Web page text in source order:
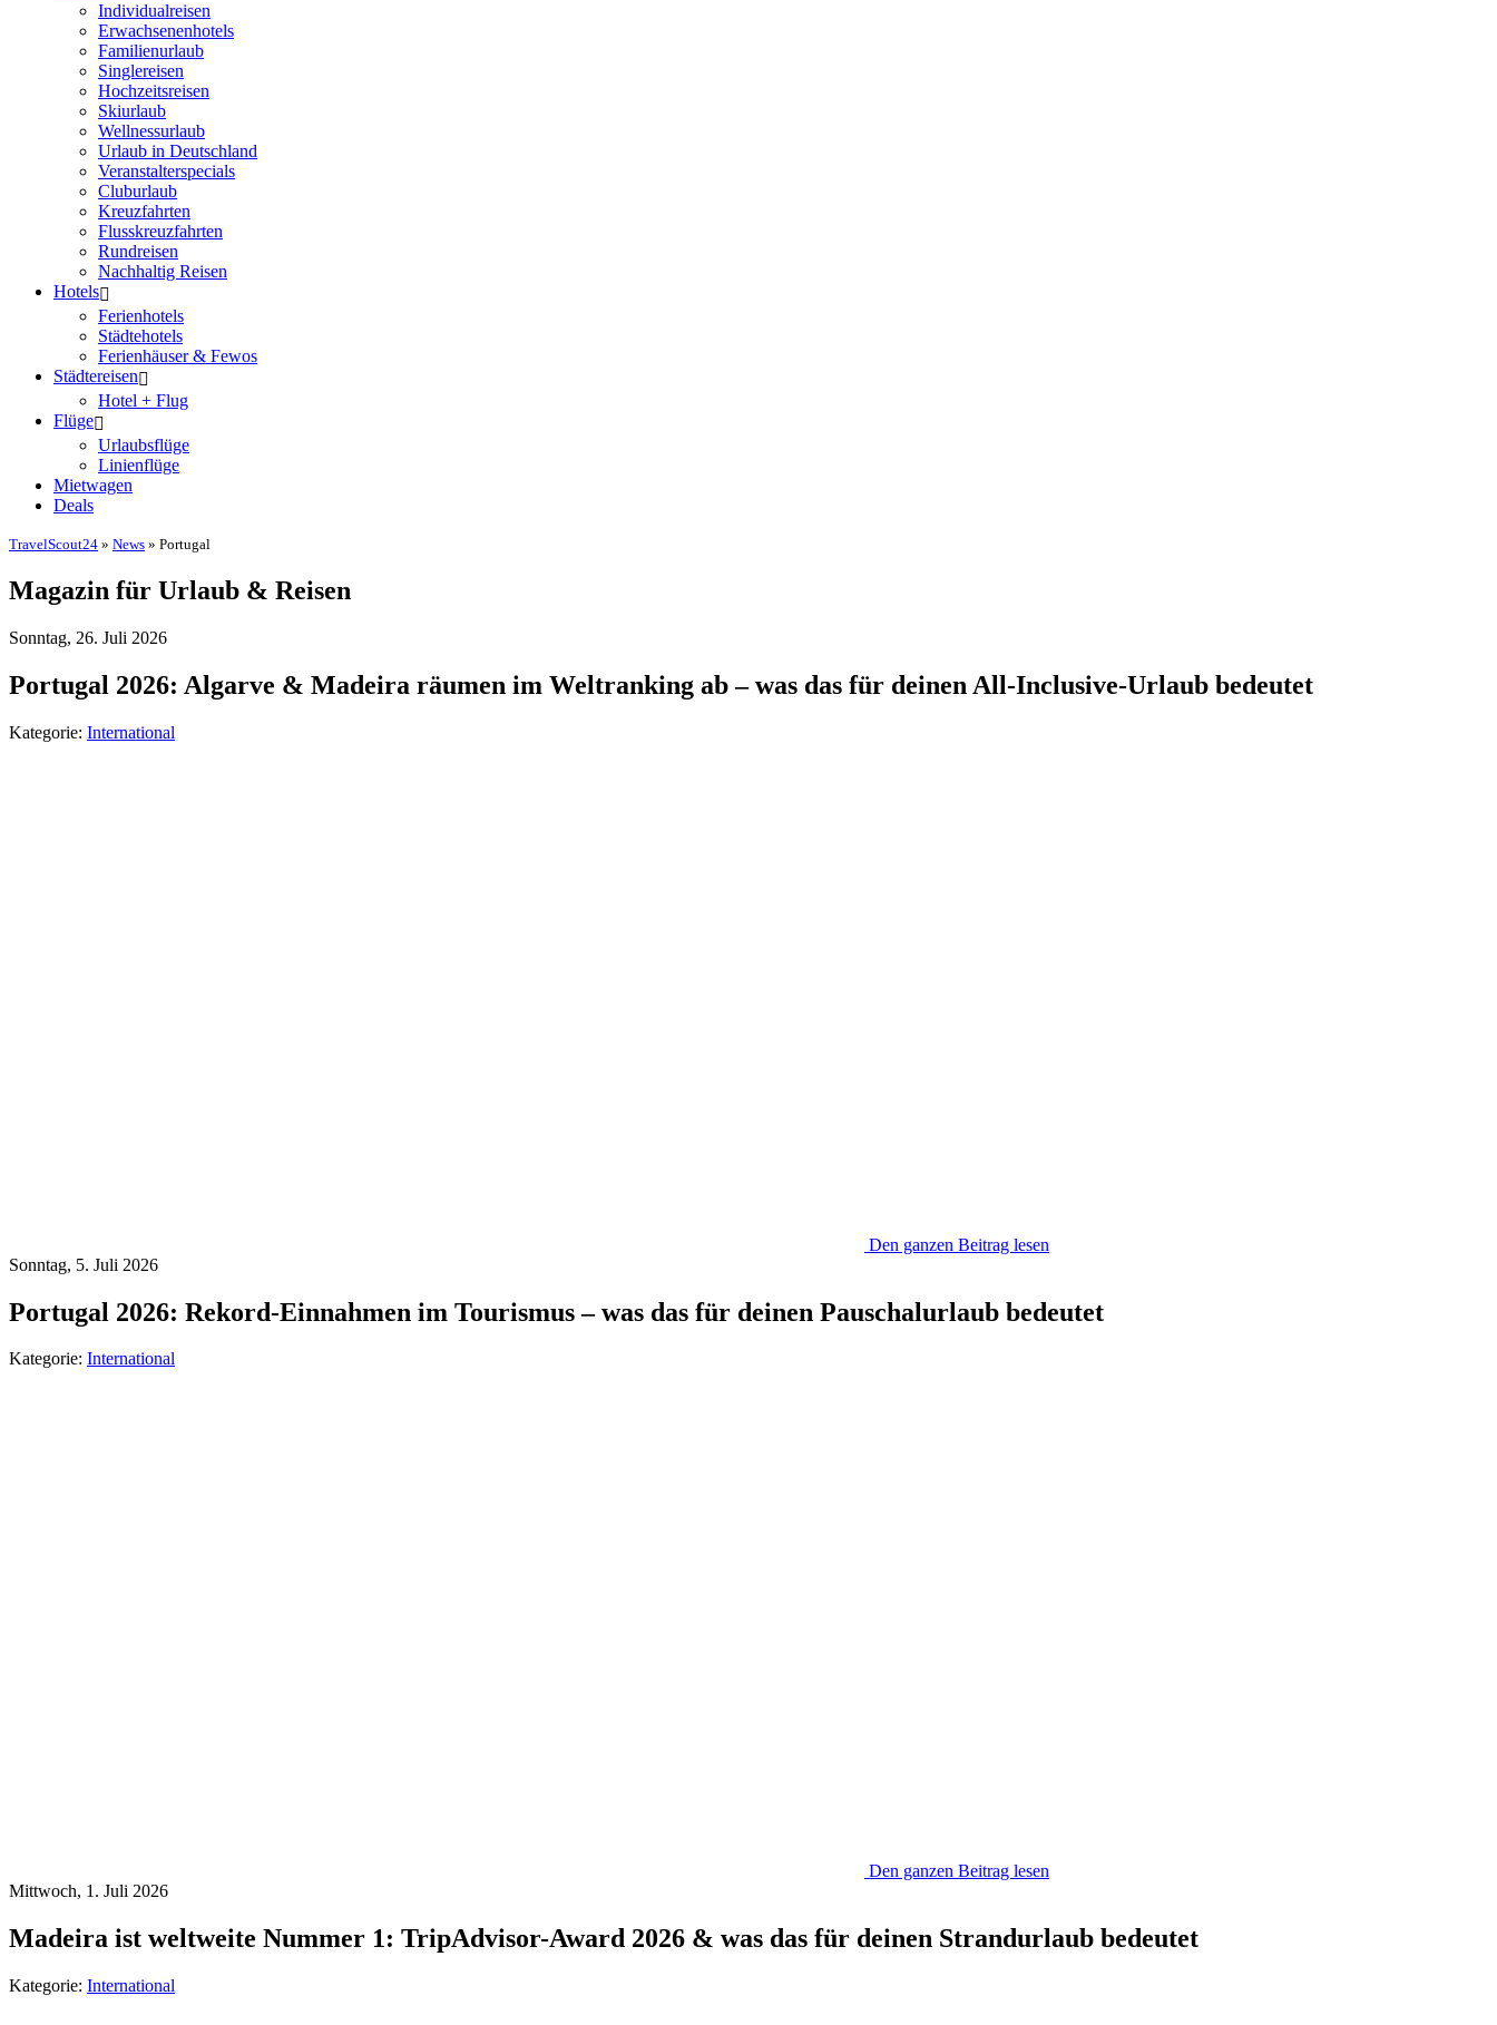
Individualreisen
Erwachsenenhotels
Familienurlaub
Singlereisen
Hochzeitsreisen
Skiurlaub
Wellnessurlaub
Urlaub in Deutschland
Veranstalterspecials
Cluburlaub
Kreuzfahrten
Flusskreuzfahrten
Rundreisen
Nachhaltig Reisen
Hotels
Ferienhotels
Städtehotels
Ferienhäuser & Fewos
Städtereisen
Hotel + Flug
Flüge
Urlaubsflüge
Linienflüge
Mietwagen
Deals
TravelScout24 » News » Portugal
Magazin für Urlaub & Reisen
Sonntag, 26. Juli 2026
Portugal 2026: Algarve & Madeira räumen im Weltranking ab – was das für deinen All-Inclusive-Urlaub bedeutet
Kategorie: International
Den ganzen Beitrag lesen
Sonntag, 5. Juli 2026
Portugal 2026: Rekord-Einnahmen im Tourismus – was das für deinen Pauschalurlaub bedeutet
Kategorie: International
Den ganzen Beitrag lesen
Mittwoch, 1. Juli 2026
Madeira ist weltweite Nummer 1: TripAdvisor-Award 2026 & was das für deinen Strandurlaub bedeutet
Kategorie: International